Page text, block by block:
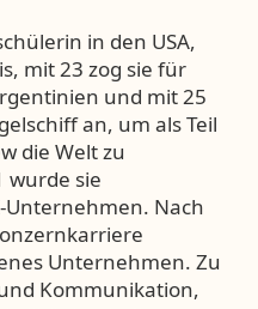
in den USA,
mit 23 zog sie für
und mit 25
an, um als Teil
die Welt zu
wurde sie
Unternehmen. Nach
Unternehmen. Zu
Kommunikation,